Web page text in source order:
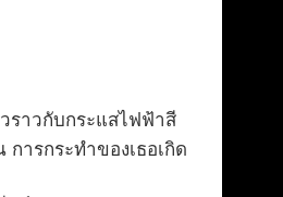
ราวกับกระแสไฟฟ้าสี
ารกระทำของเธอเกิด